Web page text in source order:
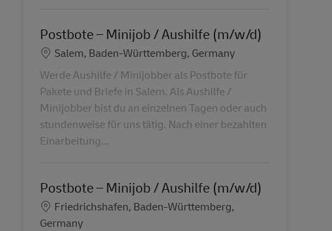
Postbote – Minijob / Aushilfe (m/w/d)
Localização
Salem, Baden-Württemberg, Germany
Werde Aushilfe / Minijobber als Postbote für
Pakete und Briefe in Salem. Als Aushilfe /
Minijobber bist du an einzelnen Tagen oder auch
stundenweise für uns tätig. Nach einer bezahlten
Einarbeitung...
Postbote – Minijob / Aushilfe (m/w/d)
Localização
Friedrichshafen, Baden-Württemberg,
Germany